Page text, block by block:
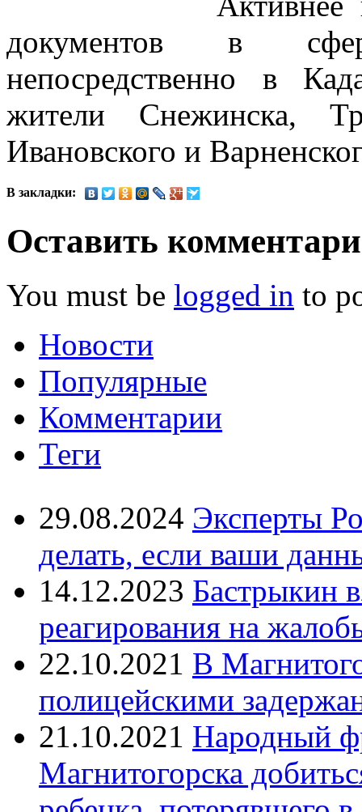
документов в
непосредственно в
жители Снежинска,
Ивановского и
В закладки:
Оставить
You must be logged in to
Новости
Популярные
Комментарии
Теги
29.08.2024 Эксперты
делать, если ваши
14.12.2023 Бастрыкин
реагирования на
22.10.2021 В
полицейскими
21.10.2021 Народный
Магнитогорска